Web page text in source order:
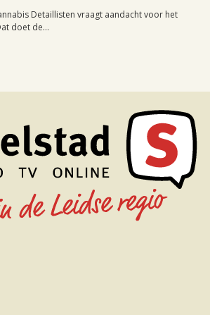
Detaillisten vraagt aandacht voor het
doet de...